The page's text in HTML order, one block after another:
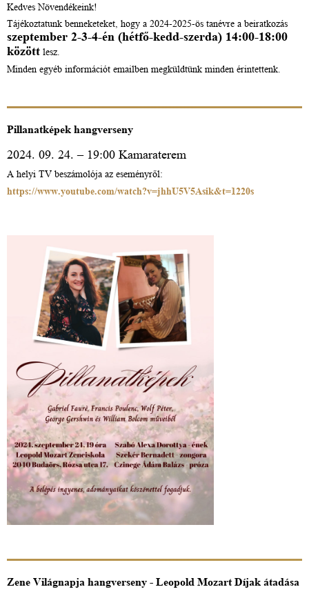
Kedves Növendékeink!
Tájékoztatunk benneketeket, hogy a 2024-2025-ös tanévre a beiratkozás
szeptember 2-3-4-én (hétfő-kedd-szerda) 14:00-18:00
között lesz.
Minden egyéb információt emailben megküldtünk minden érintettenk.
Pillanatképek hangverseny
2024. 09. 24. – 19:00 Kamaraterem
A helyi TV beszámolója az eseményről:
https://www.youtube.com/watch?v=jhhU5V5Asik&t=1220s
Zene Világnapja hangverseny - Leopold Mozart Díjak átadása